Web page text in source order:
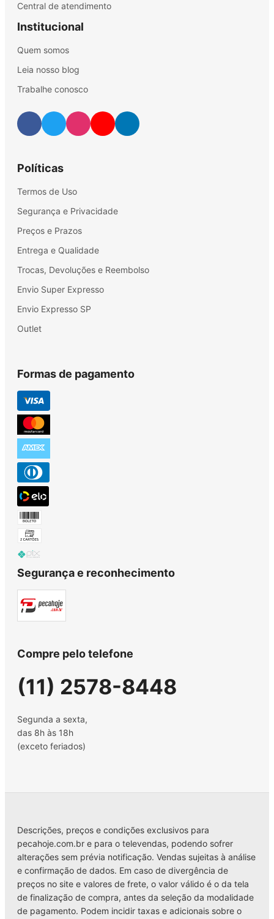
Central de atendimento
Institucional
Quem somos
Leia nosso blog
Trabalhe conosco
Políticas
Termos de Uso
Segurança e Privacidade
Preços e Prazos
Entrega e Qualidade
Trocas, Devoluções e Reembolso
Envio Super Expresso
Envio Expresso SP
Outlet
Formas de pagamento
Segurança e reconhecimento
Compre pelo telefone
(11) 2578-8448
Segunda a sexta,
das 8h às 18h
(exceto feriados)
Descrições, preços e condições exclusivos para
pecahoje.com.br e para o televendas, podendo sofrer
alterações sem prévia notificação. Vendas sujeitas à análise
e confirmação de dados. Em caso de divergência de
preços no site e valores de frete, o valor válido é o da tela
de finalização de compra, antes da seleção da modalidade
de pagamento. Podem incidir taxas e adicionais sobre o